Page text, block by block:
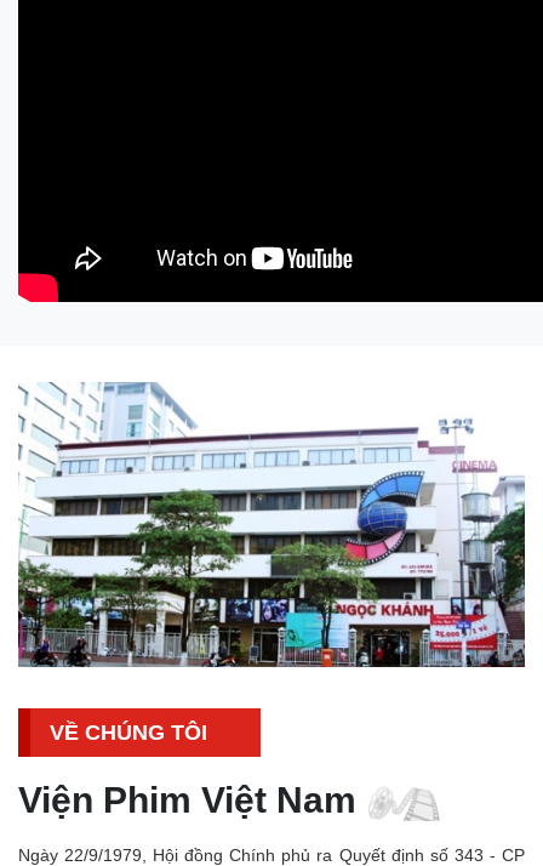
VỀ CHÚNG TÔI
Viện Phim Việt Nam
Ngày 22/9/1979, Hội đồng Chính phủ ra Quyết định số 343 - CP